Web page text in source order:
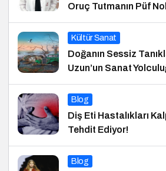
Oruç Tutmanın Püf
Kültür Sanat
Doğanın Sessiz
Uzun’un Sanat
Blog
Diş Eti Hastalıkları
Tehdit Ediyor!
Blog